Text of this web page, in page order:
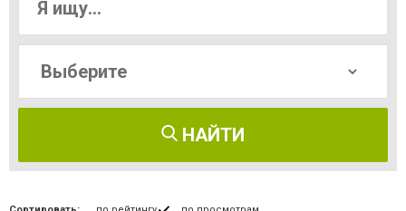
НАЙТИ